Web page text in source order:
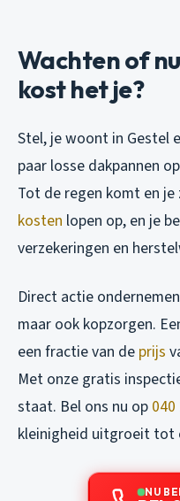
Wachten of
kost het je?
Stel, je woont in Gestel
paar losse dakpannen
Tot de regen komt en
kosten lopen op, en je
verzekeringen en
Direct actie
maar ook kopzorgen.
een fractie van de prijs
Met onze gratis
staat. Bel ons nu op 040
kleinigheid uitgroeit tot
NU